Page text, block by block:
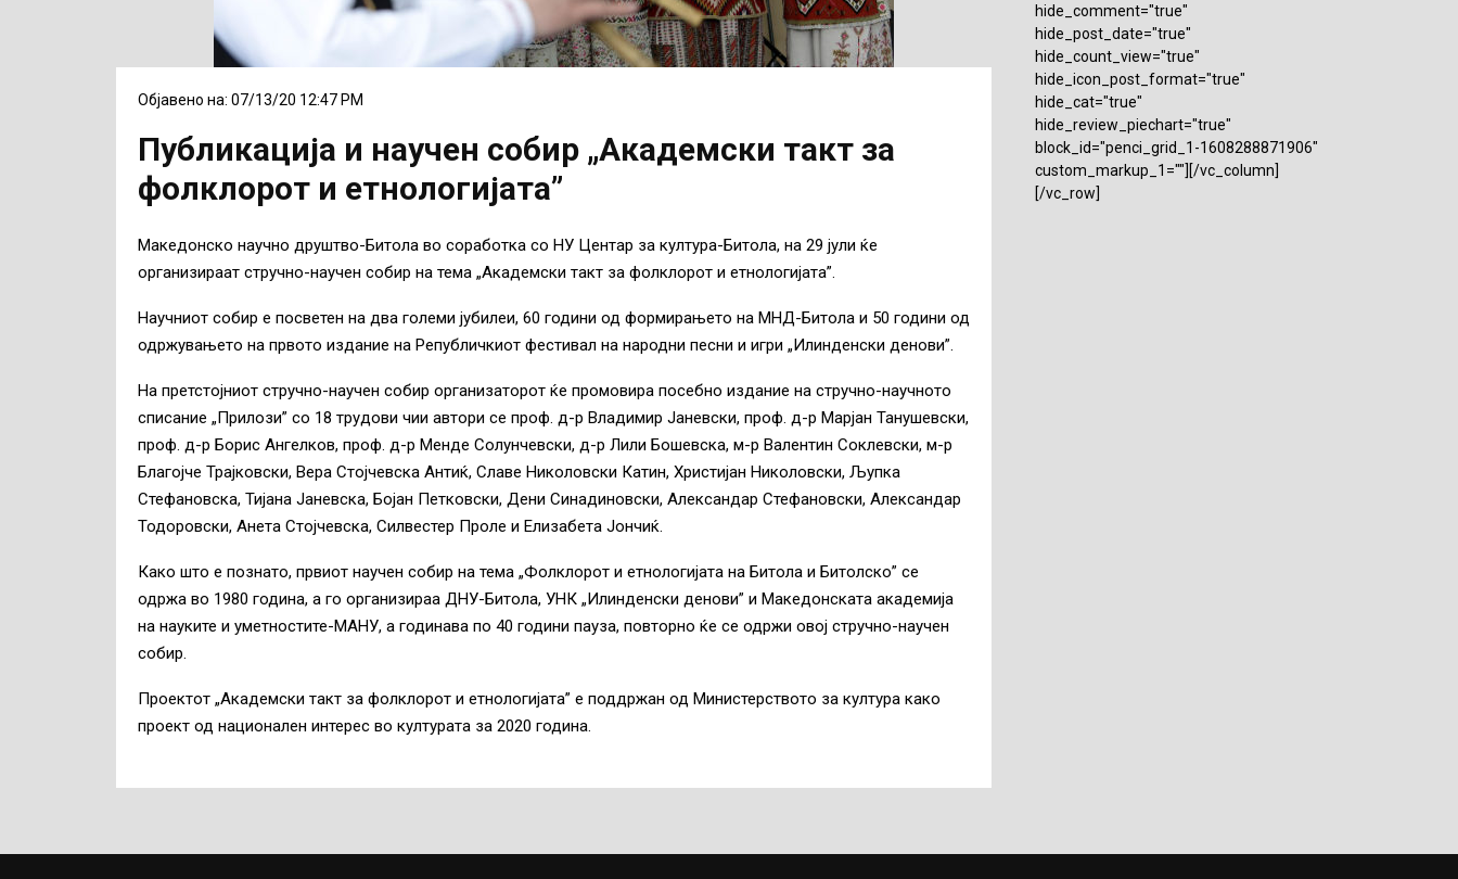
Објавено на: 07/13/20 12:47 PM
Публикација и научен собир „Академски такт за
фолклорот и етнологијата”
Македонско научно друштво-Битола во соработка со НУ Центар за култура-Битола, на 29 јули ќе
организираат стручно-научен собир на тема „Академски такт за фолклорот и етнологијата”.
Научниот собир е посветен на два големи јубилеи, 60 години од формирањето на МНД-Битола и 50 години од
одржувањето на првото издание на Републичкиот фестивал на народни песни и игри „Илинденски денови”.
На претстојниот стручно-научен собир организаторот ќе промовира посебно издание на стручно-научното
списание „Прилози” со 18 трудови чии автори се проф. д-р Владимир Јаневски, проф. д-р Марјан Танушевски,
проф. д-р Борис Ангелков, проф. д-р Менде Солунчевски, д-р Лили Бошевска, м-р Валентин Соклевски, м-р
Благојче Трајковски, Вера Стојчевска Антиќ, Славе Николовски Катин, Христијан Николовски, Љупка
Стефановска, Тијана Јаневска, Бојан Петковски, Дени Синадиновски, Александар Стефановски, Александар
Тодоровски, Анета Стојчевска, Силвестер Проле и Елизабета Јончиќ.
Како што е познато, првиот научен собир на тема „Фолклорот и етнологијата на Битола и Битолско” се
одржа во 1980 година, а го организираа ДНУ-Битола, УНК „Илинденски денови” и Македонската академија
на науките и уметностите-МАНУ, а годинава по 40 години пауза, повторно ќе се одржи овој стручно-научен
собир.
Проектот „Академски такт за фолклорот и етнологијата” е поддржан од Министерството за култура како
проект од национален интерес во културата за 2020 година.
hide_comment="true"
hide_post_date="true"
hide_count_view="true"
hide_icon_post_format="true"
hide_cat="true"
hide_review_piechart="true"
block_id="penci_grid_1-1608288871906"
custom_markup_1=""][/vc_column]
[/vc_row]